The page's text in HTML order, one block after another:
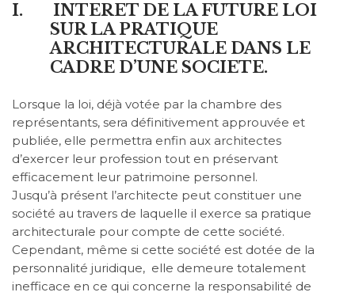
I.
INTERET DE LA FUTURE LOI
SUR LA PRATIQUE
ARCHITECTURALE DANS LE
CADRE D’UNE SOCIETE.
Lorsque la loi, déjà votée par la chambre des
représentants, sera définitivement approuvée et
publiée, elle permettra enfin aux architectes
d’exercer leur profession tout en préservant
efficacement leur patrimoine personnel.
Jusqu’à présent l’architecte peut constituer une
société au travers de laquelle il exerce sa pratique
architecturale pour compte de cette société.
Cependant, même si cette société est dotée de la
personnalité juridique, elle demeure totalement
inefficace en ce qui concerne la responsabilité de